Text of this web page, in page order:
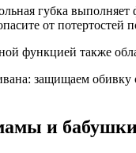
губка
от потертостей
функцией также
защищаем
и